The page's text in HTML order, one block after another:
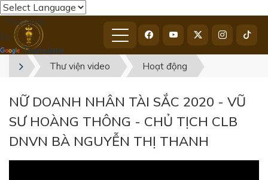
Thư viện video Hoạt động
NỮ DOANH NHÂN TÀI SẮC 2020 - VŨ
SƯ HOÀNG THÔNG - CHỦ TỊCH CLB
DNVN BÀ NGUYỄN THỊ THANH
Powered
by
Translate